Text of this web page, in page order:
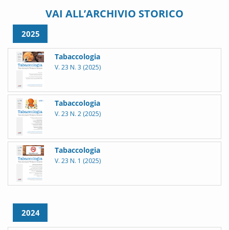
VAI ALL’ARCHIVIO STORICO
2025
Tabaccologia
V. 23 N. 3 (2025)
Tabaccologia
V. 23 N. 2 (2025)
Tabaccologia
V. 23 N. 1 (2025)
2024